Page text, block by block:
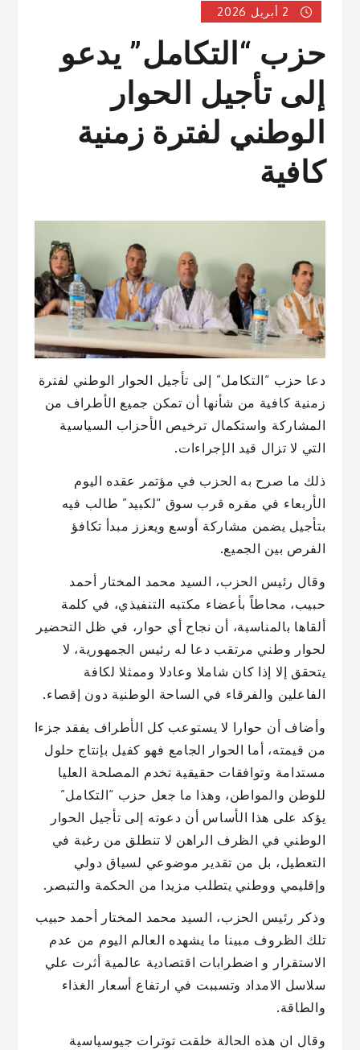
2 أبريل 2026
حزب “التكامل” يدعو
إلى تأجيل الحوار
الوطني لفترة زمنية
كافية
دعا حزب “التكامل” إلى تأجيل الحوار الوطني لفترة
زمنية كافية من شأنها أن تمكن جميع الأطراف من
المشاركة واستكمال ترخيص الأحزاب السياسية
التي لا تزال قيد الإجراءات.
ذلك ما صرح به الحزب في مؤتمر عقده اليوم
الأربعاء في مقره قرب سوق “لكبيد” طالب فيه
بتأجيل يضمن مشاركة أوسع ويعزز مبدأ تكافؤ
الفرص بين الجميع.
وقال رئيس الحزب، السيد محمد المختار أحمد
حبيب، محاطاً بأعضاء مكتبه التنفيذي، في كلمة
ألقاها بالمناسبة، أن نجاح أي حوار، في ظل التحضير
لحوار وطني مرتقب دعا له رئيس الجمهورية، لا
يتحقق إلا إذا كان شاملا وعادلا وممثلا لكافة
الفاعلين والفرقاء في الساحة الوطنية دون إقصاء.
وأضاف أن حوارا لا يستوعب كل الأطراف يفقد جزءا
من قيمته، أما الحوار الجامع فهو كفيل بإنتاج حلول
مستدامة وتوافقات حقيقية تخدم المصلحة العليا
للوطن والمواطن، وهذا ما جعل حزب “التكامل”
يؤكد على هذا الأساس أن دعوته إلى تأجيل الحوار
الوطني في الظرف الراهن لا تنطلق من رغبة في
التعطيل، بل من تقدير موضوعي لسياق دولي
وإقليمي ووطني يتطلب مزيدا من الحكمة والتبصر.
وذكر رئيس الحزب، السيد محمد المختار أحمد حبيب
تلك الظروف مبينا ما يشهده العالم اليوم من عدم
الاستقرار و اضطرابات اقتصادية عالمية أثرت علي
سلاسل الامداد وتسببت في ارتفاع أسعار الغذاء
والطاقة.
وقال ان هذه الحالة خلقت توترات جيوسياسية